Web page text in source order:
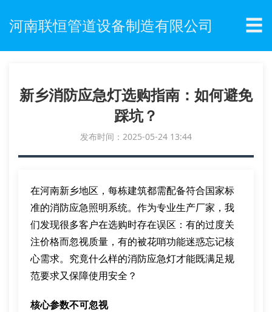
河南联恒管道设备制造有限公司 ☰
新乡消防应急灯选购指南：如何避免
踩坑？
发布时间：2025-05-24 13:44
在河南新乡地区，每栋建筑都需配备符合国家标
准的消防应急照明系统。作为专业生产厂家，我
们发现很多客户在选购时存在误区：有的过度关
注价格而忽视质量，有的被花哨功能迷惑忘记核
心需求。究竟什么样的消防应急灯才能既满足规
范要求又保障使用安全？
核心参数不可忽视